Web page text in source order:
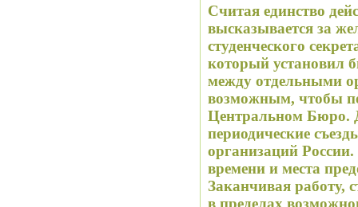
Считая единство
высказывается за
студенческого
который установил
между отдельными
возможным, чтобы
Центральном Бюро.
периодические
организаций
времени и места
Заканчивая работу,
в пределах